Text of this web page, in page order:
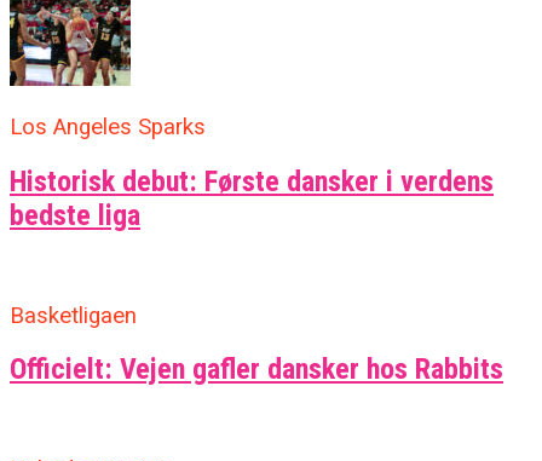
Los Angeles Sparks
Historisk debut: Første dansker i verdens
bedste liga
Basketligaen
Officielt: Vejen gafler dansker hos Rabbits